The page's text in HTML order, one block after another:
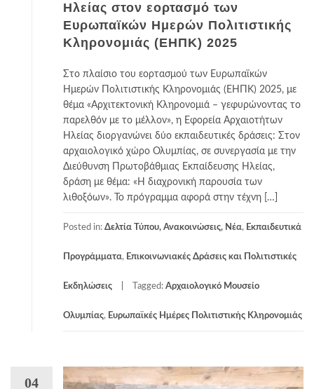
Ηλείας στον εορτασμό των
Ευρωπαϊκών Ημερών Πολιτιστικής
Κληρονομιάς (ΕΗΠΚ) 2025
Στο πλαίσιο του εορτασμού των Ευρωπαϊκών
Ημερών Πολιτιστικής Κληρονομιάς (ΕΗΠΚ) 2025, με
θέμα «Αρχιτεκτονική Κληρονομιά – γεφυρώνοντας το
παρελθόν με το μέλλον», η Εφορεία Αρχαιοτήτων
Ηλείας διοργανώνει δύο εκπαιδευτικές δράσεις: Στον
αρχαιολογικό χώρο Ολυμπίας, σε συνεργασία με την
Διεύθυνση Πρωτοβάθμιας Εκπαίδευσης Ηλείας,
δράση με θέμα: «Η διαχρονική παρουσία των
λιθοξόων». Το πρόγραμμα αφορά στην τέχνη […]
Posted in: Δελτία Τύπου, Ανακοινώσεις, Νέα, Εκπαιδευτικά
Προγράμματα, Επικοινωνιακές Δράσεις και Πολιτιστικές
Εκδηλώσεις Tagged: Αρχαιολογικό Μουσείο
Ολυμπίας, Ευρωπαϊκές Ημέρες Πολιτιστικής Κληρονομιάς
04